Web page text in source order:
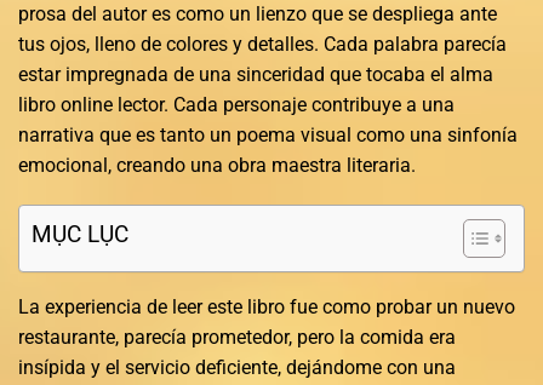
prosa del autor es como un lienzo que se despliega ante
tus ojos, lleno de colores y detalles. Cada palabra parecía
estar impregnada de una sinceridad que tocaba el alma
libro online​ lector. Cada personaje contribuye a una
narrativa que es tanto un poema visual como una sinfonía
emocional, creando una obra maestra literaria.
MỤC LỤC
La experiencia de leer este libro fue como probar un nuevo
restaurante, parecía prometedor, pero la comida era
insípida y el servicio deficiente, dejándome con una